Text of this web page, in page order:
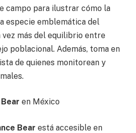
campo para ilustrar cómo la
especie emblemática del
más del equilibrio entre
poblacional. Además, toma en
de quienes monitorean y
en México
Bear está accesible en